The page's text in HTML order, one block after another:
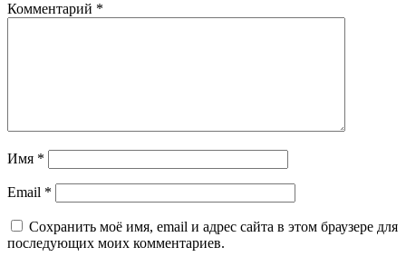
Комментарий *
Имя *
Email *
Сохранить моё имя, email и адрес сайта в этом браузере для
последующих моих комментариев.